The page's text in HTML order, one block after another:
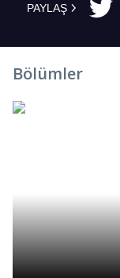
PAYLAŞ
Bölümler